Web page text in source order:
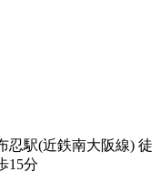
忍駅(近鉄南大阪線) 徒
15分